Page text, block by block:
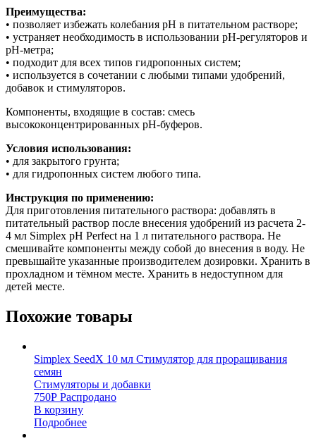
Преимущества:
• позволяет избежать колебания pH в питательном растворе;
• устраняет необходимость в использовании рН-регуляторов и
рН-метра;
• подходит для всех типов гидропонных систем;
• используется в сочетании с любыми типами удобрений,
добавок и стимуляторов.
Компоненты, входящие в состав: смесь
высококонцентрированных рН-буферов.
Условия использования:
• для закрытого грунта;
• для гидропонных систем любого типа.
Инструкция по применению:
Для приготовления питательного раствора: добавлять в
питательный раствор после внесения удобрений из расчета 2-
4 мл Simplex рН Perfect на 1 л питательного раствора. Не
смешивайте компоненты между собой до внесения в воду. Не
превышайте указанные производителем дозировки. Хранить в
прохладном и тёмном месте. Хранить в недоступном для
детей месте.
Похожие товары
Simplex SeedX 10 мл Стимулятор для проращивания
семян
Стимуляторы и добавки
750Р Распродано
В корзину
Подробнее